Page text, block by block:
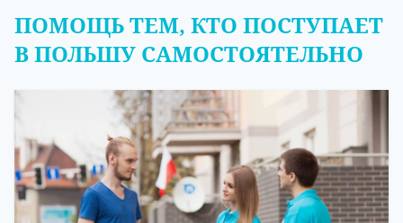
ПОМОЩЬ ТЕМ, КТО ПОСТУПАЕТ
В ПОЛЬШУ САМОСТОЯТЕЛЬНО